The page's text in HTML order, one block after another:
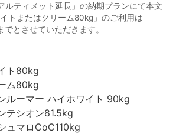
ルティメット延長」の納期プランにて本文
トまたはクリーム80kg」のご利用は
とさせていただきます。
ト80kg
ム80kg
ルーマー ハイホワイト 90kg
テシオン81.5kg
ュマロCoC110kg